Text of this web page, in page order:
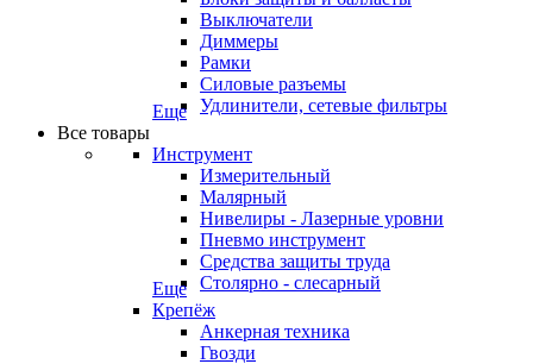
Выключатели
Диммеры
Рамки
Силовые разъемы
Удлинители, сетевые фильтры
Еще
Все товары
Инструмент
Измерительный
Малярный
Нивелиры - Лазерные уровни
Пневмо инструмент
Средства защиты труда
Столярно - слесарный
Еще
Крепёж
Анкерная техника
Гвозди